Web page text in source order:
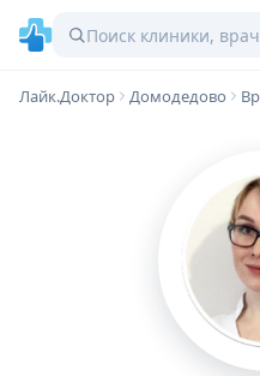
Лайк.Доктор Домодедово